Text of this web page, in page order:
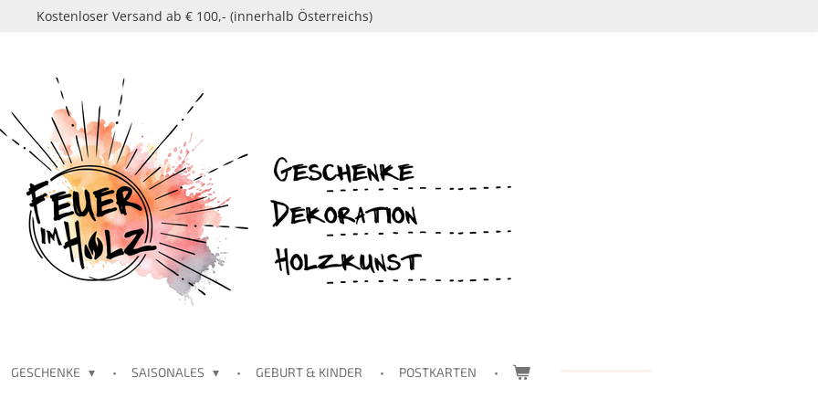
Kostenloser Versand ab € 100,- (innerhalb Österreichs)
GESCHENKE SAISONALES GEBURT & KINDER POSTKARTEN